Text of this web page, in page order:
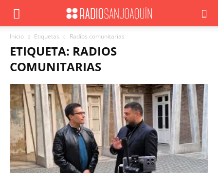
Inicio Etiquetas Radios comunitarias
ETIQUETA: RADIOS
COMUNITARIAS